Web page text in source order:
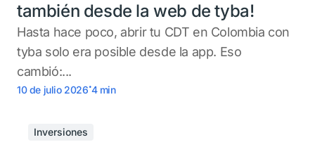
también desde la web de tyba!
Hasta hace poco, abrir tu CDT en Colombia con
tyba solo era posible desde la app. Eso
cambió:...
10 de julio 2026.4 min
Inversiones